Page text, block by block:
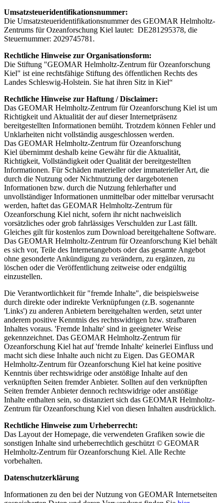
Umsatzsteueridentifikationsnummer:
Die Umsatzsteueridentifikationsnummer des GEOMAR Helmholtz-
Zentrums für Ozeanforschung Kiel lautet: DE281295378, die
Steuernummer: 2029745781.
Rechtliche Hinweise zur Organisationsform:
Die Stiftung "GEOMAR Helmholtz-Zentrum für Ozeanforschung
Kiel" ist eine rechtsfähige Stiftung des öffentlichen Rechts des
Landes Schleswig-Holstein. Sie hat ihren Sitz in Kiel“
Rechtliche Hinweise zur Haftung / Disclaimer:
Das GEOMAR Helmholtz-Zentrum für Ozeanforschung Kiel ist um
Richtigkeit und Aktualität der auf dieser Internetpräsenz
bereitgestellten Informationen bemüht. Trotzdem können Fehler und
Unklarheiten nicht vollständig ausgeschlossen werden.
Das GEOMAR Helmholtz-Zentrum für Ozeanforschung
Kiel übernimmt deshalb keine Gewähr für die Aktualität,
Richtigkeit, Vollständigkeit oder Qualität der bereitgestellten
Informationen. Für Schäden materieller oder immaterieller Art, die
durch die Nutzung oder Nichtnutzung der dargebotenen
Informationen bzw. durch die Nutzung fehlerhafter und
unvollständiger Informationen unmittelbar oder mittelbar verursacht
werden, haftet das GEOMAR Helmholtz-Zentrum für
Ozeanforschung Kiel nicht, sofern ihr nicht nachweislich
vorsätzliches oder grob fahrlässiges Verschulden zur Last fällt.
Gleiches gilt für kostenlos zum Download bereitgehaltene Software.
Das GEOMAR Helmholtz-Zentrum für Ozeanforschung Kiel behält
es sich vor, Teile des Internetangebots oder das gesamte Angebot
ohne gesonderte Ankündigung zu verändern, zu ergänzen, zu
löschen oder die Veröffentlichung zeitweise oder endgültig
einzustellen.
Die Verantwortlichkeit für "fremde Inhalte", die beispielsweise
durch direkte oder indirekte Verknüpfungen (z.B. sogenannte
'Links') zu anderen Anbietern bereitgehalten werden, setzt unter
anderem positive Kenntnis des rechtswidrigen bzw. strafbaren
Inhaltes voraus. 'Fremde Inhalte' sind in geeigneter Weise
gekennzeichnet. Das GEOMAR Helmholtz-Zentrum für
Ozeanforschung Kiel hat auf 'fremde Inhalte' keinerlei Einfluss und
macht sich diese Inhalte auch nicht zu Eigen. Das GEOMAR
Helmholtz-Zentrum für Ozeanforschung Kiel hat keine positive
Kenntnis über rechtswidrige oder anstößige Inhalte auf den
verknüpften Seiten fremder Anbieter. Sollten auf den verknüpften
Seiten fremder Anbieter dennoch rechtswidrige oder anstößige
Inhalte enthalten sein, so distanziert sich das GEOMAR Helmholtz-
Zentrum für Ozeanforschung Kiel von diesen Inhalten ausdrücklich.
Rechtliche Hinweise zum Urheberrecht:
Das Layout der Homepage, die verwendeten Grafiken sowie die
sonstigen Inhalte sind urheberrechtlich geschützt © GEOMAR
Helmholtz-Zentrum für Ozeanforschung Kiel. Alle Rechte
vorbehalten.
Datenschutzerklärung
Informationen zu den bei der Nutzung von GEOMAR Internetseiten